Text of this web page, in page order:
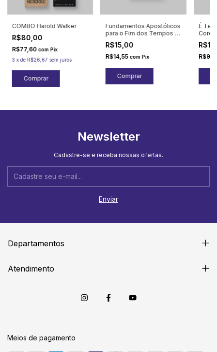
COMBO Harold Walker
R$80,00
R$77,60 com Pix
3 xde R$26,67 sem juros
Fundamentos Apostólicos
para o Fim dos Tempos -
vol 1
R$15,00
R$14,55 com Pix
É
Newsletter
Cadastre-se e receba nossas ofertas.
Departamentos
Atendimento
Meios de pagamento